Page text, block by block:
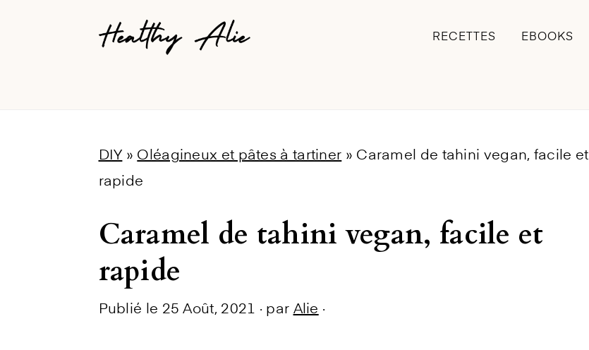
RECETTES EBOOKS
DIY » Oléagineux et pâtes à tartiner » Caramel de tahini vegan, facile et
rapide
Caramel de tahini vegan, facile et
rapide
Publié le 25 Août, 2021 · par Alie ·